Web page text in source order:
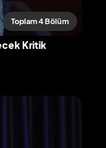
Toplam 4 Bölüm
Kritik